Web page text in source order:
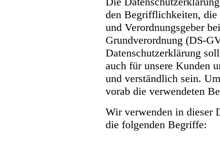
den Begrifflichkeiten, die
und Verordnungsgeber
Grundverordnung (DS-
Datenschutzerklärung
auch für unsere Kunden
und verständlich sein.
vorab die verwendeten
Wir verwenden in dieser
die folgenden Begriffe: